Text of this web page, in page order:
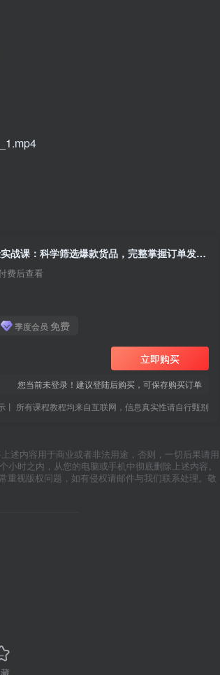
2026TikTok跨境掘金实战课：科学筛选爆款货品，完整掌握订单发货与店铺长效运营思路
费后查看
季度会员 免费
立即购买
您当前未登录！建议登陆后购买，可保存购买订单
丨 所有课程教程均来自互联网，信息真实性请自行甄别
述内容用于商业或者非法用途，否则，一切后果请用
时之内，从您的电脑或手机中彻底删除上述内容。
重视版权问题，如有侵权请邮件与我们联系处理。敬